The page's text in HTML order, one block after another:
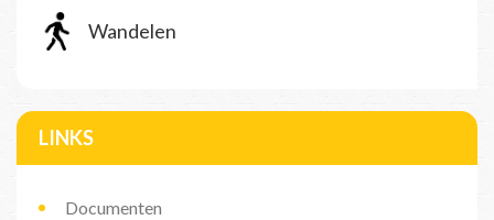
Wandelen
LINKS
Documenten